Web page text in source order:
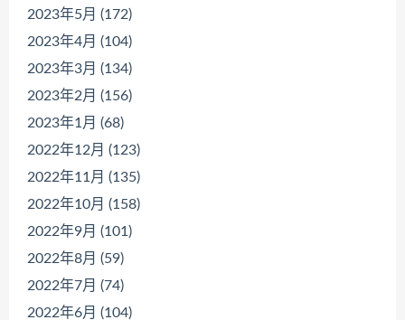
2023年5月 (172)
2023年4月 (104)
2023年3月 (134)
2023年2月 (156)
2023年1月 (68)
2022年12月 (123)
2022年11月 (135)
2022年10月 (158)
2022年9月 (101)
2022年8月 (59)
2022年7月 (74)
2022年6月 (104)